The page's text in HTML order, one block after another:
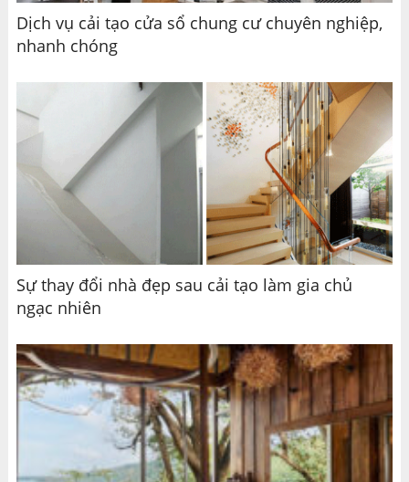
Dịch vụ cải tạo cửa sổ chung cư chuyên nghiệp,
nhanh chóng
Sự thay đổi nhà đẹp sau cải tạo làm gia chủ
ngạc nhiên